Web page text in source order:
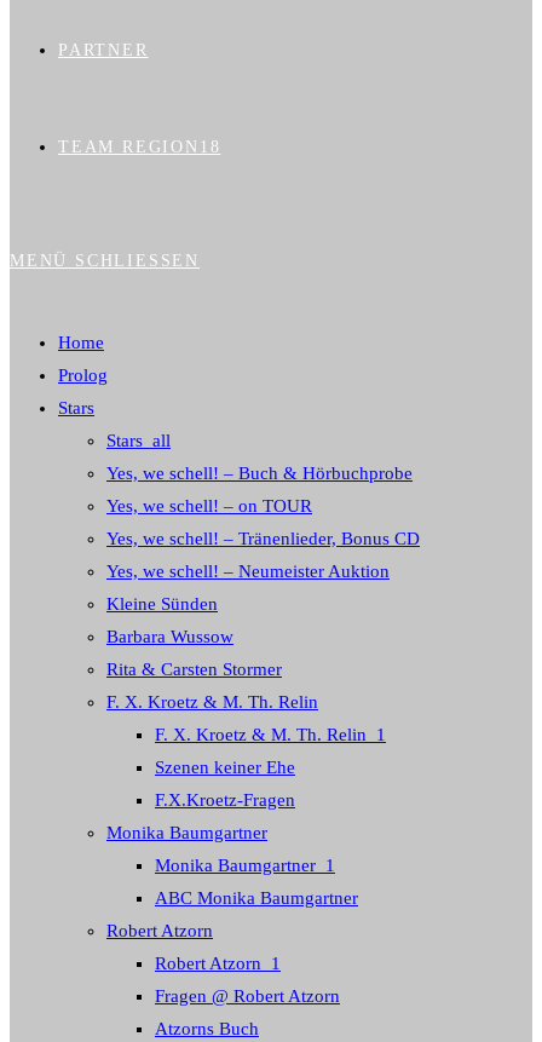
PARTNER
TEAM REGION18
MENÜ SCHLIESSEN
Home
Prolog
Stars
Stars_all
Yes, we schell! – Buch & Hörbuchprobe
Yes, we schell! – on TOUR
Yes, we schell! – Tränenlieder, Bonus CD
Yes, we schell! – Neumeister Auktion
Kleine Sünden
Barbara Wussow
Rita & Carsten Stormer
F. X. Kroetz & M. Th. Relin
F. X. Kroetz & M. Th. Relin_1
Szenen keiner Ehe
F.X.Kroetz-Fragen
Monika Baumgartner
Monika Baumgartner_1
ABC Monika Baumgartner
Robert Atzorn
Robert Atzorn_1
Fragen @ Robert Atzorn
Atzorns Buch